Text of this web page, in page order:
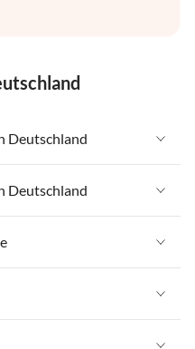
Deutschland
Deutschland